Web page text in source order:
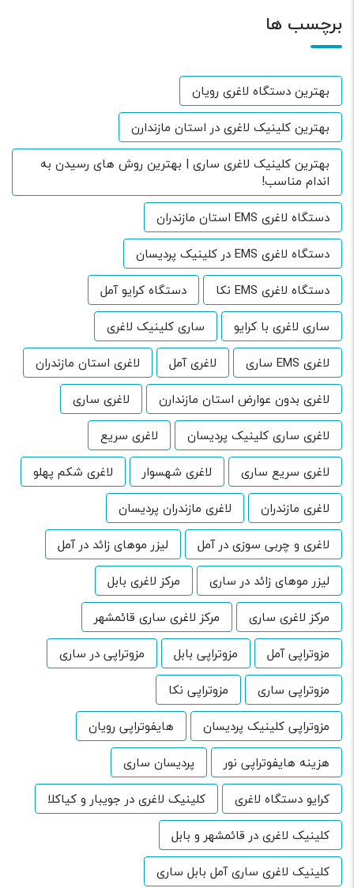
برچسب ها
بهترین دستگاه لاغری رویان
بهترین کلینیک لاغری در استان مازندارن
بهترین کلینیک لاغری ساری | بهترین روش های رسیدن به
اندام مناسب!
دستگاه لاغری EMS استان مازندران
دستگاه لاغری EMS در کلینیک پردیسان
دستگاه لاغری EMS نکا
دستگاه کرایو آمل
ساری لاغری با کرایو
ساری کلینیک لاغری
لاغری EMS ساری
لاغری آمل
لاغری استان مازندران
لاغری بدون عوارض استان مازندارن
لاغری ساری
لاغری ساری کلینیک پردیسان
لاغری سریع
لاغری سریع ساری
لاغری شهسوار
لاغری شکم پهلو
لاغری مازندران
لاغری مازندران پردیسان
لاغری و چربی سوزی در آمل
لیزر موهای زائد در آمل
لیزر موهای زائد در ساری
مرکز لاغری بابل
مرکز لاغری ساری
مرکز لاغری ساری قائمشهر
مزوتراپی آمل
مزوتراپی بابل
مزوتراپی در ساری
مزوتراپی ساری
مزوتراپی نکا
مزوتراپی کلینیک پردیسان
هایفوتراپی رویان
هزینه هایفوتراپی نور
پردیسان ساری
کرایو دستگاه لاغری
کلینیک لاغری در جویبار و کیاکلا
کلینیک لاغری در قائمشهر و بابل
کلینیک لاغری ساری آمل بابل ساری